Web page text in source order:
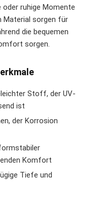
ruhige Momente
Material sorgen für
die bequemen
sorgen.
Stoff, der UV-
ist
der Korrosion
Komfort
Tiefe und